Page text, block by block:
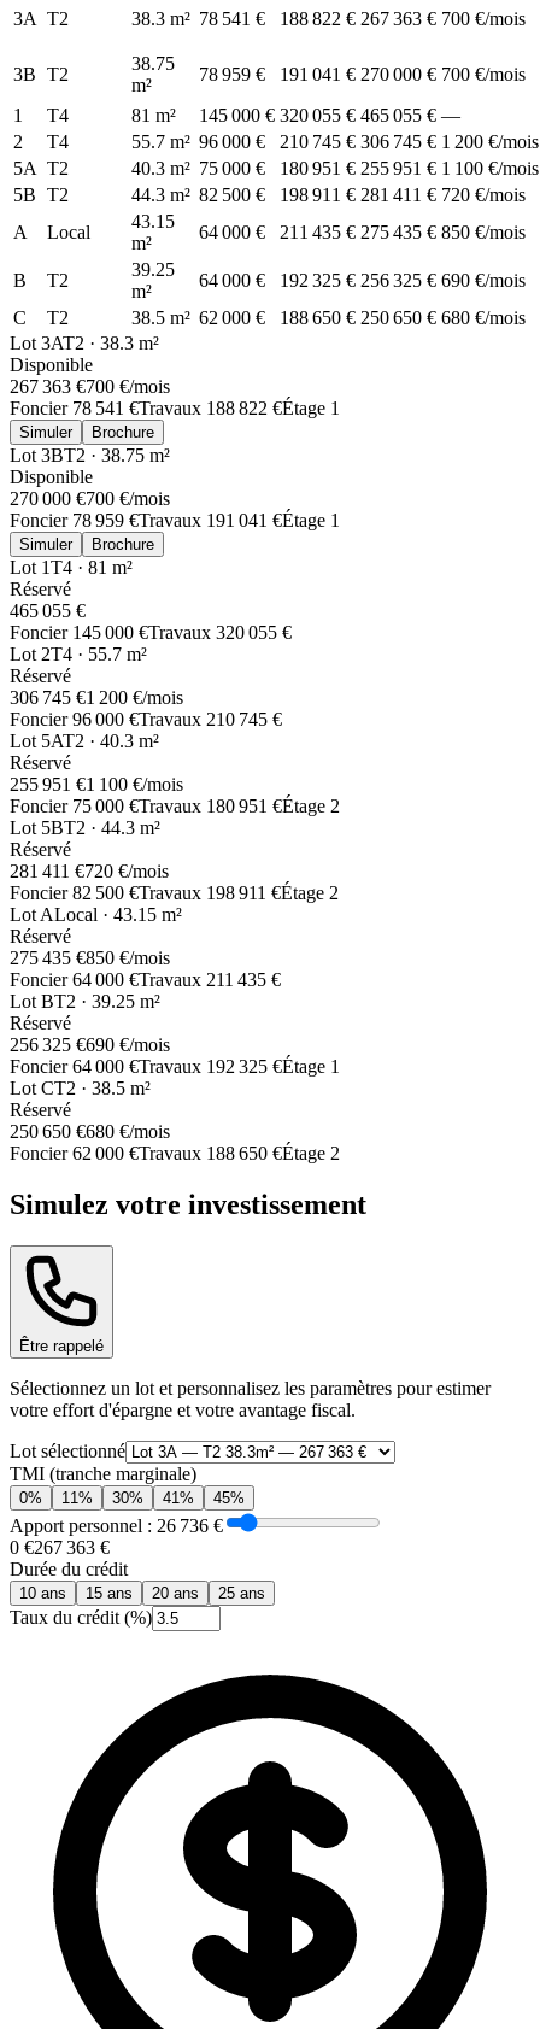
3A T2 38.3 m² 78 541 € 188 822 € 267 363 € 700 €/mois
3B T2
38.75
m²
78 959 € 191 041 € 270 000 € 700 €/mois
1
T4 81 m² 145 000 € 320 055 € 465 055 € —
2
T4 55.7 m² 96 000 € 210 745 € 306 745 € 1 200 €/mois
5A T2 40.3 m² 75 000 € 180 951 € 255 951 € 1 100 €/mois
5B T2 44.3 m² 82 500 € 198 911 € 281 411 € 720 €/mois
A
Local
43.15
m²
64 000 € 211 435 € 275 435 € 850 €/mois
B T2
39.25
m²
64 000 € 192 325 € 256 325 € 690 €/mois
C
T2 38.5 m² 62 000 € 188 650 € 250 650 € 680 €/mois
Lot 3AT2 · 38.3 m²
Disponible
267 363 €700 €/mois
Foncier 78 541 €Travaux 188 822 €Étage 1
Simuler Brochure
Lot 3BT2 · 38.75 m²
Disponible
270 000 €700 €/mois
Foncier 78 959 €Travaux 191 041 €Étage 1
Simuler Brochure
Lot 1T4 · 81 m²
Réservé
465 055 €
Foncier 145 000 €Travaux 320 055 €
Lot 2T4 · 55.7 m²
Réservé
306 745 €1 200 €/mois
Foncier96 000 €Travaux 210 745 €
Lot 5AT2 · 40.3 m²
Réservé
255 951 €1 100 €/mois
Foncier 75 000 €Travaux 180 951 €Étage 2
Lot 5BT2 · 44.3 m²
Réservé
281 411 €720 €/mois
Foncier82 500 €Travaux 198 911 €Étage 2
Lot ALocal · 43.15 m²
Réservé
275 435 €850 €/mois
Foncier64 000 €Travaux 211 435 €
Lot BT2 · 39.25 m²
Réservé
256 325 €690 €/mois
Foncier64 000 €Travaux 192 325 €Étage 1
Lot CT2 · 38.5 m²
Réservé
250 650 €680 €/mois
Foncier62 000 €Travaux 188 650 €Étage 2
Simulez votre investissement
Être rappelé
Sélectionnez un lot et personnalisez les paramètres pour estimer
votre effort d'épargne et votre avantage fiscal.
Lot sélectionné
TMI (tranche marginale)
0% 11 % 30% 41 % 45%
Apport personnel : 26 736 €
0 €267 363 €
Durée du crédit
10 ans 15 ans 20 ans 25 ans
Taux du crédit (%)